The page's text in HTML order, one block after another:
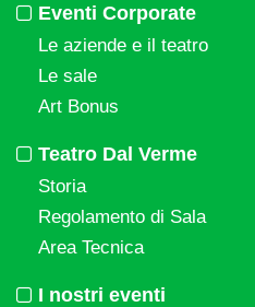
Eventi Corporate
Le aziende e il teatro
Le sale
Art Bonus
Teatro Dal Verme
Storia
Regolamento di Sala
Area Tecnica
I nostri eventi